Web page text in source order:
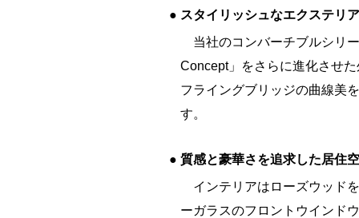
● スタイリッシュなエクステリ
当社のコンバーチブルシリ
Concept」をさらに進化させ
フライングブリッジの曲線美
す。
● 質感と豪華さを追求した居住
インテリアはローズウッド
ーガラスのフロントウインド